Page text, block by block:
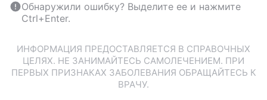
Обнаружили ошибку? Выделите ее и нажмите
Ctrl+Enter.
ИНФОРМАЦИЯ ПРЕДОСТАВЛЯЕТСЯ В СПРАВОЧНЫХ
ЦЕЛЯХ. НЕ ЗАНИМАЙТЕСЬ САМОЛЕЧЕНИЕМ. ПРИ
ПЕРВЫХ ПРИЗНАКАХ ЗАБОЛЕВАНИЯ ОБРАЩАЙТЕСЬ К
ВРАЧУ.